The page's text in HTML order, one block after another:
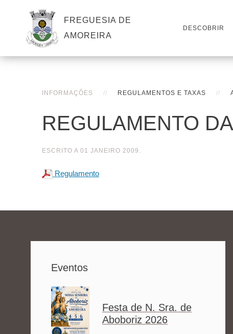
FREGUESIA DE
AMOREIRA
DESCOBRIR
INFORMAÇÕES REGULAMENTOS E TAXAS
REGULAMENTO
ESCRITO A 01 JANEIRO 2009 .
Regulamento
Eventos
Festa de N. Sra. de
Aboboriz 2026